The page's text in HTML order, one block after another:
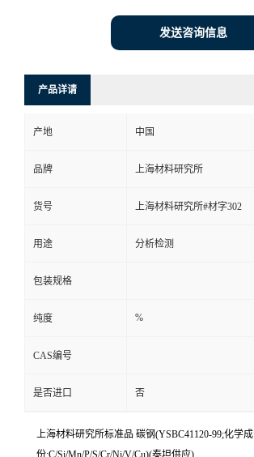
发送咨询信息
产品详请
产地 中国
品牌 上海材料研究所
货号 上海材料研究所#材字302
用途 分析检测
包装规格
纯度 %
CAS编号
是否进口 否
上海材料研究所标准品 碳钢(YSBC41120-99;化学成
份:C/Si/Mn/P/S/Cr/Ni/V/Cu)(泰坦供应)